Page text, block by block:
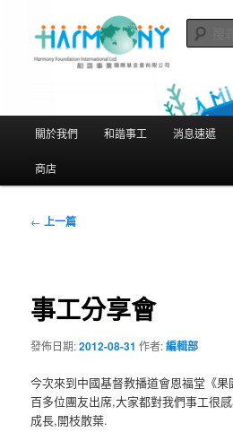
和諧事業國際基金
Harmony
Limited
單
關於我們 和諧事工 消息速遞
商店
文
← 上一篇
事工分享會
發佈日期:2012-08-31 作者:編輯部
今次來到中國基督教播道會恩福堂《
百多位團友出席,大家都對我們事工很
成長,開枝散葉.